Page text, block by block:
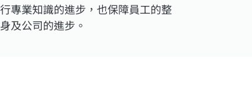
專業知識的進步，也保障員工的整
及公司的進步。